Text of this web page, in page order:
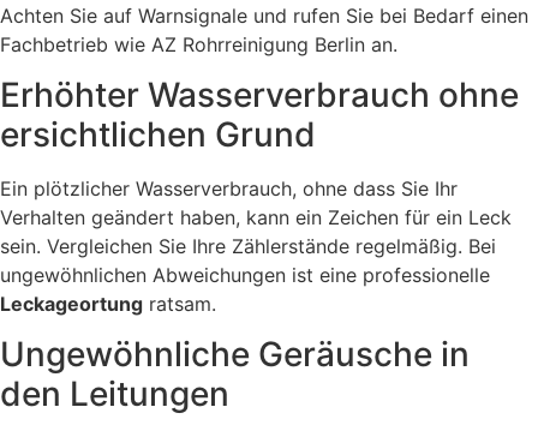
Achten Sie auf Warnsignale und rufen Sie bei Bedarf einen
Fachbetrieb wie AZ Rohrreinigung Berlin an.
Erhöhter Wasserverbrauch ohne
ersichtlichen Grund
Ein plötzlicher Wasserverbrauch, ohne dass Sie Ihr
Verhalten geändert haben, kann ein Zeichen für ein Leck
sein. Vergleichen Sie Ihre Zählerstände regelmäßig. Bei
ungewöhnlichen Abweichungen ist eine professionelle
Leckageortung ratsam.
Ungewöhnliche Geräusche in
den Leitungen